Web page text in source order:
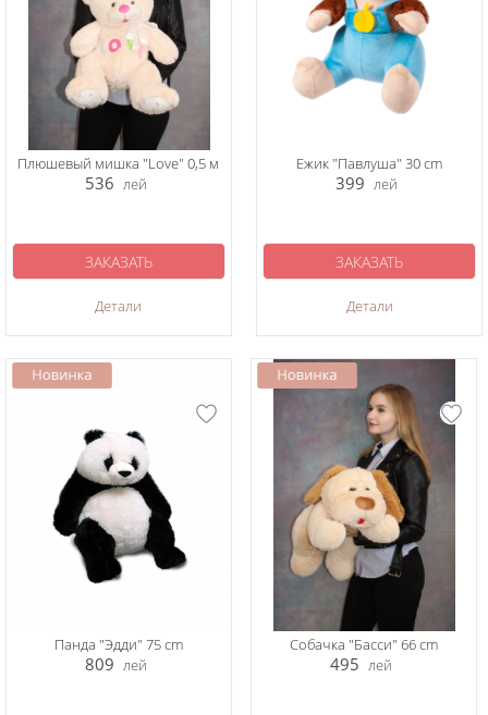
Плюшевый мишка "Love" 0,5 м
536 лей
Детали
ЗАКАЗАТЬ
Ежик "Павлуша" 30 cm
399 лей
Детали
ЗАКАЗАТЬ
Панда "Эдди" 75 cm
809 лей
Собачка "Басси" 66 cm
495 лей